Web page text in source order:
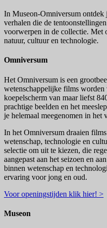
In Museon-Omniversum
verhalen die de
voorwerpen in de collectie. Met
natuur, cultuur en technologie.
Omniversum
Het Omniversum is een
wetenschappelijke films
koepelscherm van maar liefst
prachtige beelden en het
je helemaal meegenomen in
In het Omniversum draaien
wetenschap, technologie en
selectie om uit te kiezen, die
aangepast aan het seizoen en
binnen wetenschap en
ervaring voor jong en oud.
Voor openingstijden klik hier! >
Museon